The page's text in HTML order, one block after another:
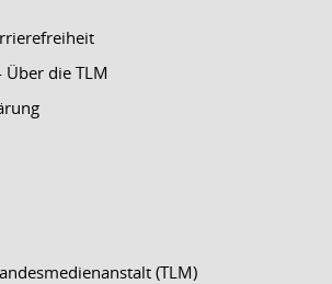
Über die TLM
(TLM)